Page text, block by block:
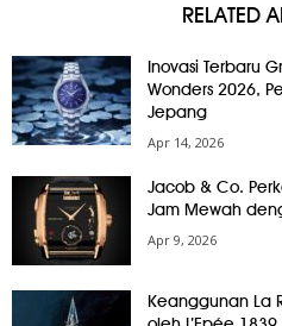
RELATED
Inovasi Terbaru
Wonders 2026,
Jepang
Apr 14, 2026
Jacob & Co.
Jam Mewah
Apr 9, 2026
Keanggunan La